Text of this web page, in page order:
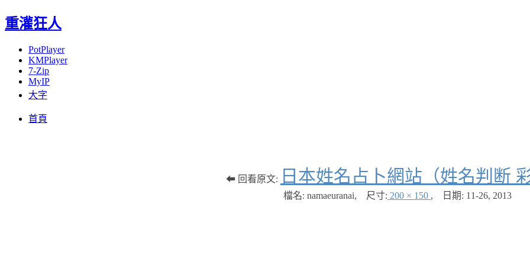
重灌狂人
PotPlayer
KMPlayer
7-Zip
MyIP
大字
首頁
⬅ 回看原文: 日本姓名占卜網站（姓名判断
檔名: namaeuranai, 尺寸: 200 × 150 , 日期: 11-26, 2013